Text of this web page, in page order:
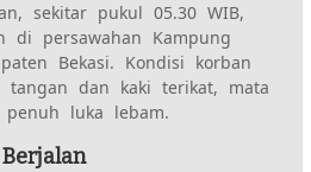
sekitar pukul 05.30 WIB,
di persawahan Kampung
Bekasi. Kondisi korban
tangan dan kaki terikat, mata
luka lebam.